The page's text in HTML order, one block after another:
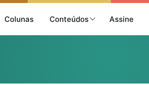
Colunas Conteúdos Assine